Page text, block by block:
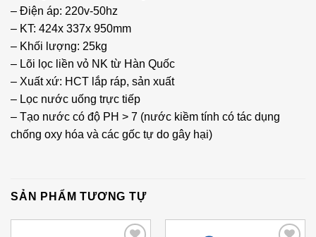
– Điện áp: 220v-50hz
– KT: 424x 337x 950mm
– Khối lượng: 25kg
– Lõi lọc liền vỏ NK từ Hàn Quốc
– Xuất xứ: HCT lắp ráp, sản xuất
– Lọc nước uống trực tiếp
– Tạo nước có độ PH > 7 (nước kiềm tính có tác dụng
chống oxy hóa và các gốc tự do gây hại)
SẢN PHẨM TƯƠNG TỰ